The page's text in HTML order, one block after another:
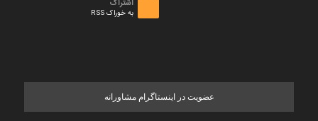
اشتراک
به خوراک RSS
عضویت در اینستاگرام مشاورانه